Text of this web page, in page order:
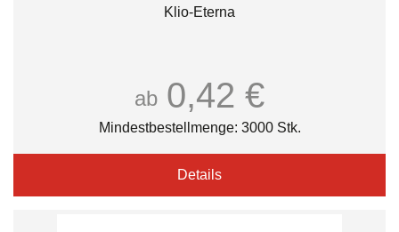
Klio-Eterna
ab 0,42 €
Mindestbestellmenge: 3000 Stk.
Details